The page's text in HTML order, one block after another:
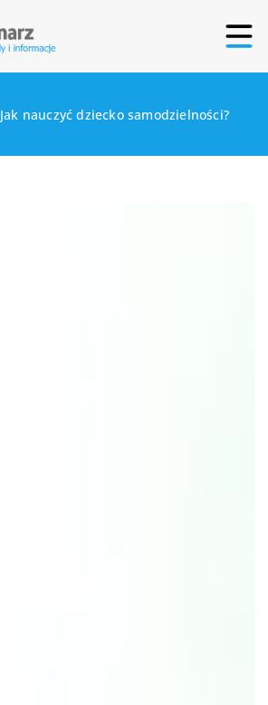
Jak nauczyć dziecko samodzielności?